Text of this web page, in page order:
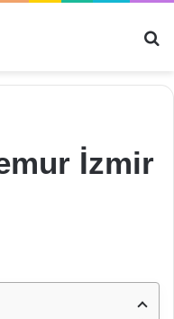
İzmir